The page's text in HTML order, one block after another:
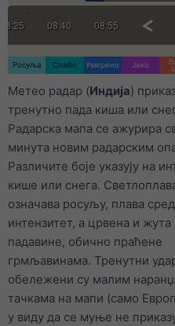
08:25 08:40 08:55 09:10
Росуља Слабо Умерено Јако
Метео радар (Индија)
тренутно пада киша или
Радарска мапа се ажурира
минута новим радарским
Различите боје указују на
кише или снега.
означава росуљу, плава
интензитет, а црвена и жута
падавине, обично праћене
грмљавинама. Тренутни
обележени су малим
тачкама на мапи (само
у виду да се муње не